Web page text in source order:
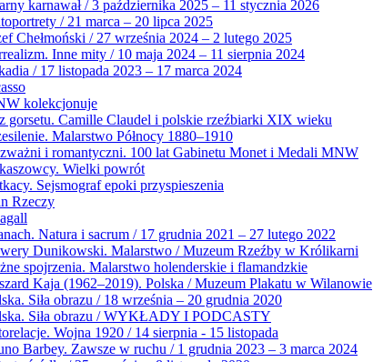
karnawał / 3 października 2025 – 11 stycznia 2026
/ 21 marca – 20 lipca 2025
Chełmoński / 27 września 2024 – 2 lutego 2025
Inne mity / 10 maja 2024 – 11 sierpnia 2024
/ 17 listopada 2023 – 17 marca 2024
kolekcjonuje
gorsetu. Camille Claudel i polskie rzeźbiarki XIX wieku
Malarstwo Północy 1880–1910
i romantyczni. 100 lat Gabinetu Monet i Medali MNW
Wielki powrót
Sejsmograf epoki przyspieszenia
Rzeczy
Natura i sacrum / 17 grudnia 2021 – 27 lutego 2022
Dunikowski. Malarstwo / Muzeum Rzeźby w Królikarni
spojrzenia. Malarstwo holenderskie i flamandzkie
Kaja (1962–2019). Polska / Muzeum Plakatu w Wilanowie
Siła obrazu / 18 września – 20 grudnia 2020
Siła obrazu / WYKŁADY I PODCASTY
Wojna 1920 / 14 sierpnia - 15 listopada
Barbey. Zawsze w ruchu / 1 grudnia 2023 – 3 marca 2024